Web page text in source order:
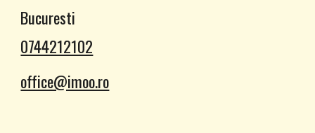
Bucuresti
0744212102
office@imoo.ro